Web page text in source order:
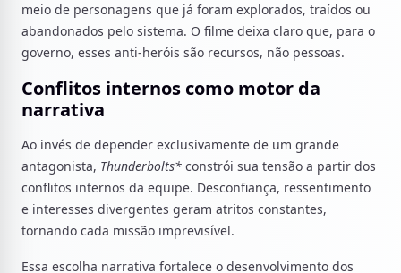
meio de personagens que já foram explorados, traídos ou
abandonados pelo sistema. O filme deixa claro que, para o
governo, esses anti-heróis são recursos, não pessoas.
Conflitos internos como motor da
narrativa
Ao invés de depender exclusivamente de um grande
antagonista, Thunderbolts* constrói sua tensão a partir dos
conflitos internos da equipe. Desconfiança, ressentimento
e interesses divergentes geram atritos constantes,
tornando cada missão imprevisível.
Essa escolha narrativa fortalece o desenvolvimento dos